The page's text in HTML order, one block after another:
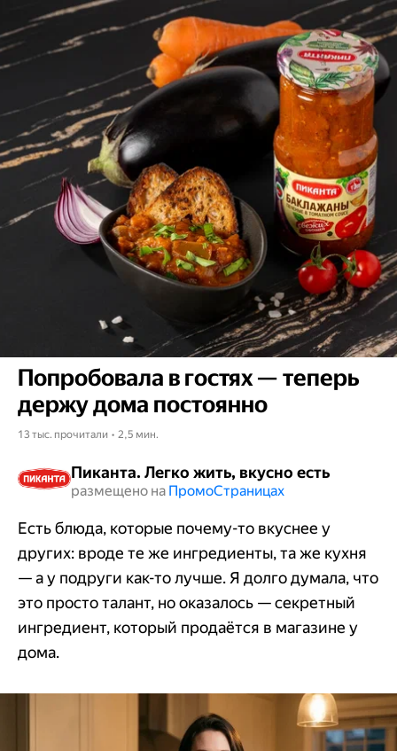
Попробовала в гостях — теперь
держу дома постоянно
13 тыс. прочитали • 2,5 мин.
Пиканта. Легко жить, вкусно есть
размещено на Промо​​​​​​​Страницах
Есть блюда, которые почему-то вкуснее у
других: вроде те же ингредиенты, та же кухня
— а у подруги как-то лучше. Я долго думала, что
это просто талант, но оказалось — секретный
ингредиент, который продаётся в магазине у
дома.